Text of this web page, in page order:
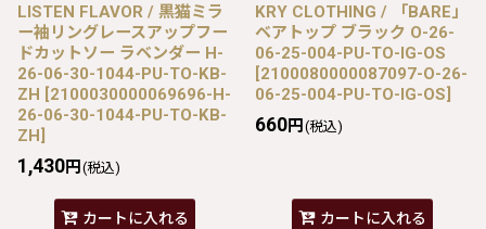
LISTEN FLAVOR / 黒猫ミラ
ー袖リングレースアップフー
ドカットソー ラベンダー H-
26-06-30-1044-PU-TO-KB-
ZH [2100030000069696-H-
26-06-30-1044-PU-TO-KB-
ZH]
1,430円 (税込)
カートに入れる
KRY CLOTHING / 「BARE」
ベアトップ ブラック O-26-
06-25-004-PU-TO-IG-OS
[2100080000087097-O-26-
06-25-004-PU-TO-IG-OS]
660円 (税込)
カートに入れる